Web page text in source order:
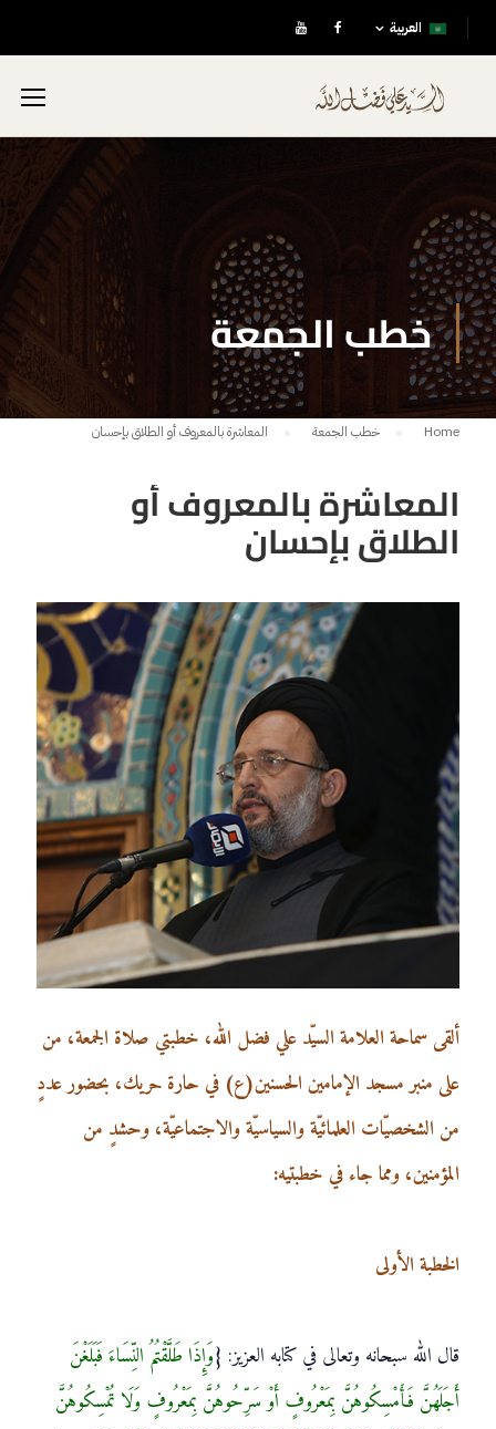
العربية
خطب الجمعة
Home خطب الجمعة المعاشرة بالمعروف أو الطلاق بإحسان
المعاشرة بالمعروف أو
الطلاق بإحسان
ألقى سماحة العلامة السيّد علي فضل الله، خطبتي صلاة الجمعة، من
على منبر مسجد الإمامين الحسنين(ع) في حارة حريك، بحضور عددٍ
من الشخصيّات العلمائيّة والسياسيّة والاجتماعيّة، وحشدٍ من
المؤمنين، ومما جاء في خطبتيه:
الخطبة الأولى
قال الله سبحانه وتعالى في كتابه العزيز: {وَإِذَا طَلَّقْتُمُ النِّسَاءَ فَبَلَغْنَ
أَجَلَهُنَّ فَأَمْسِكُوهُنَّ بِمَعْرُوفٍ أَوْ سَرِّحُوهُنَّ بِمَعْرُوفٍ وَلَا تُمْسِكُوهُنَّ